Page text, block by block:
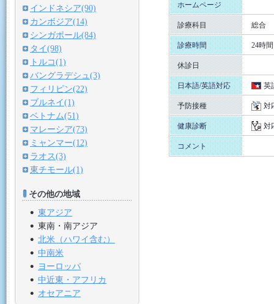
ホームページ
診療科目 総合
診療時間 24時間
休診日
日本語/英語対応 英
予防接種 対
健康診断 対
コメント
インドネシア(90)
カンボジア(14)
シンガポール(84)
タイ(98)
トルコ(1)
バングラデシュ(3)
フィリピン(22)
ブルネイ(1)
ベトナム(51)
マレーシア(73)
ミャンマー(12)
ラオス(3)
東チモール(1)
その他の地域
東アジア
東南・南アジア
北米（ハワイ含む）
中南米
ヨーロッパ
中近東・アフリカ
オセアニア